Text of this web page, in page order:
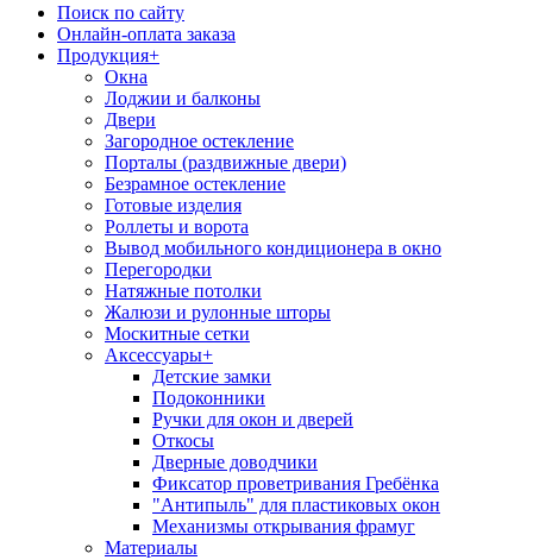
Поиск по сайту
Онлайн-оплата заказа
Продукция+
Окна
Лоджии и балконы
Двери
Загородное остекление
Порталы (раздвижные двери)
Безрамное остекление
Готовые изделия
Роллеты и ворота
Вывод мобильного кондиционера в окно
Перегородки
Натяжные потолки
Жалюзи и рулонные шторы
Москитные сетки
Аксессуары+
Детские замки
Подоконники
Ручки для окон и дверей
Откосы
Дверные доводчики
Фиксатор проветривания Гребёнка
"Антипыль" для пластиковых окон
Механизмы открывания фрамуг
Материалы